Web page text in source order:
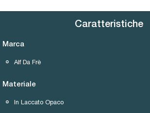
Caratteristiche
Marca
Alf Da Frè
Materiale
In Laccato Opaco